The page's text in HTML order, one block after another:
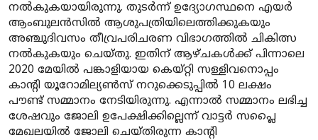
നൽകുകയായിരുന്നു. തുടർന്ന് ഉദ്യോഗസ്ഥനെ എയർ
ആംബുലൻസിൽ ആശുപത്രിയിലെത്തിക്കുകയും
അഞ്ചുദിവസം തീവ്രപരിചരണ വിഭാഗത്തിൽ ചികിത്സ
നൽകുകയും ചെയ്തു. ഇതിന് ആഴ്ചകൾക്ക് പിന്നാലെ
2020 മേയിൽ പങ്കാളിയായ കെയ്റ്റി സള്ളിവനൊപ്പം
കാന്റി യൂറോമില്യൺസ് നറുക്കെടുപ്പിൽ 10 ലക്ഷം
പൗണ്ട് സമ്മാനം നേടിയിരുന്നു. എന്നാൽ സമ്മാനം ലഭിച്ച
ശേഷവും ജോലി ഉപേക്ഷിക്കില്ലെന്ന് വാട്ടർ സപ്ലൈ
മേഖലയിൽ ജോലി ചെയ്തിരുന്ന കാന്റി